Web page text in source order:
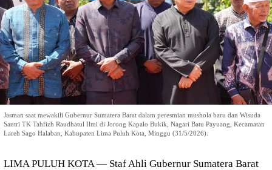
Jasman saat mewakili Gubernur Sumatera Barat dalam peresmian mushola baru dan Wisuda
Santri TK Tahfizh Raudhatul Ilmi di Jorong Kapalo Bukik, Nagari Batu Payuang, Kecamatan
Lareh Sago Halaban, Kabupaten Lima Puluh Kota, Minggu (31/5/2026).
LIMA PULUH KOTA — Staf Ahli Gubernur Sumatera Barat